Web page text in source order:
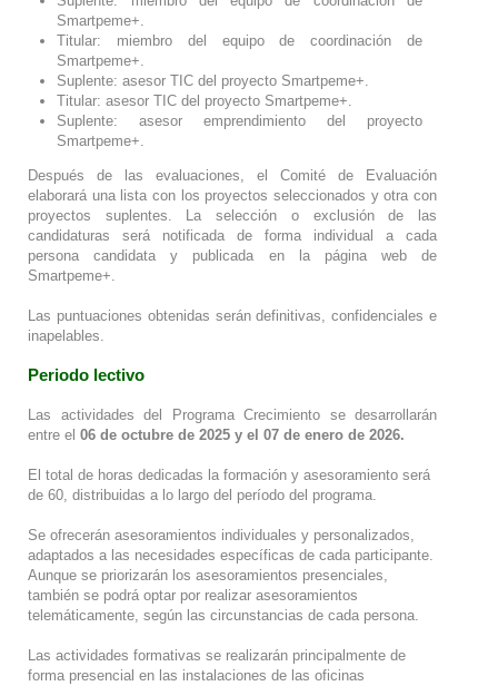
Smartpeme+.
Titular: miembro del equipo de coordinación de
Smartpeme+.
Suplente: asesor TIC del proyecto Smartpeme+.
Titular: asesor TIC del proyecto Smartpeme+.
Suplente: asesor emprendimiento del proyecto
Smartpeme+.
Después de las evaluaciones, el Comité de Evaluación
elaborará una lista con los proyectos seleccionados y otra con
proyectos suplentes. La selección o exclusión de las
candidaturas será notificada de forma individual a cada
persona candidata y publicada en la página web de
Smartpeme+.
Las puntuaciones obtenidas serán definitivas, confidenciales e
inapelables.
Periodo lectivo
Las actividades del Programa Crecimiento se desarrollarán
entre el 06 de octubre de 2025 y el 07 de enero de 2026.
El total de horas dedicadas la formación y asesoramiento será
de 60, distribuidas a lo largo del período del programa.
Se ofrecerán asesoramientos individuales y personalizados,
adaptados a las necesidades específicas de cada participante.
Aunque se priorizarán los asesoramientos presenciales,
también se podrá optar por realizar asesoramientos
telemáticamente, según las circunstancias de cada persona.
Las actividades formativas se realizarán principalmente de
forma presencial en las instalaciones de las oficinas